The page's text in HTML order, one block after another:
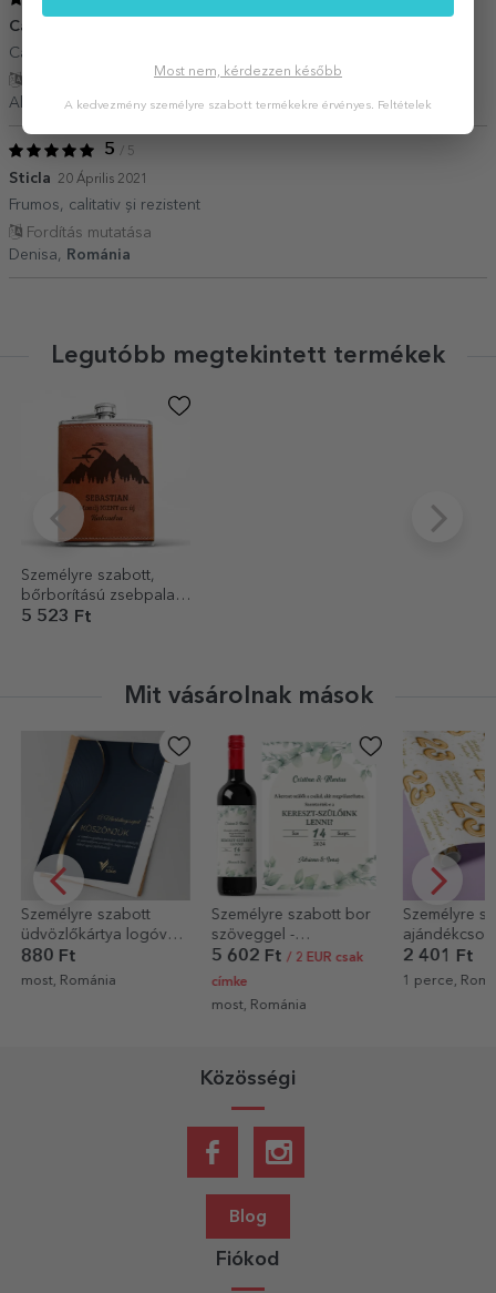
Cadou de efect
Cadoul ideal pentru pasionații de munte și aventura
Alexandru,Románia
5 / 5
Sticla 20 Április 2021
Frumos, calitativ și rezistent
Fordítás mutatása
Denisa,
Románia
Legutóbb megtekintett termékek
Személyre szabott,
bőrborítású zsebpalack
– Kalandok ideje
5 523 Ft
Mit vásárolnak mások
Személyre szabott
üdvözlőkártya logóval
és üzenettel
880 Ft
most, Románia
Személyre szabott bor
szöveggel -
Keresztapáknak
5 602 Ft/ 2 EUR csak
címke
most, Románia
Személyre
papír
neked
2 401 Ft
1 perce,
Közösségi
Blog
Fiókod
Most nem, kérdezzen később
A kedvezmény személyre szabott termékekre érvényes. Feltételek